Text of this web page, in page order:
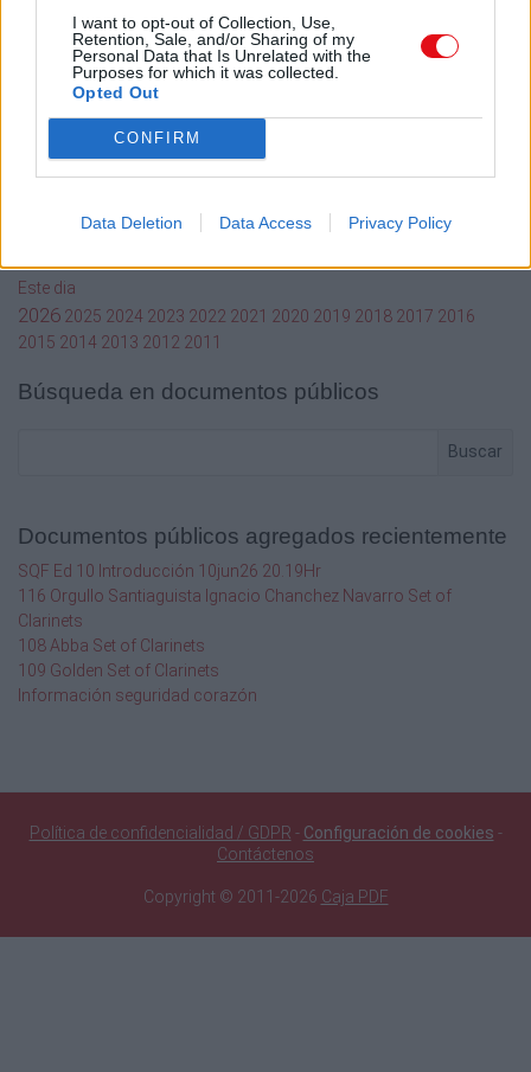
I want to opt-out of Collection, Use,
Retention, Sale, and/or Sharing of my
Personal Data that Is Unrelated with the
Purposes for which it was collected.
Opted Out
CONFIRM
Data Deletion Data Access Privacy Policy
Mi cuenta
Administrador de archivos
Conectar
Crea una cuenta Caja PDF
Contraseña perdida
Preferencias de usuario
Configuración de cookies
Este dia
2026 2025 2024 2023 2022 2021 2020 2019 2018 2017 2016
2015 2014 2013 2012 2011
Búsqueda en documentos públicos
Buscar
Documentos públicos agregados recientemente
SQF Ed 10 Introducción 10jun26 20.19Hr
116 Orgullo Santiaguista Ignacio Chanchez Navarro Set of
Clarinets
108 Abba Set of Clarinets
109 Golden Set of Clarinets
Información seguridad corazón
Política de confidencialidad / GDPR - Configuración de cookies -
Contáctenos
Copyright © 2011-2026 Caja PDF